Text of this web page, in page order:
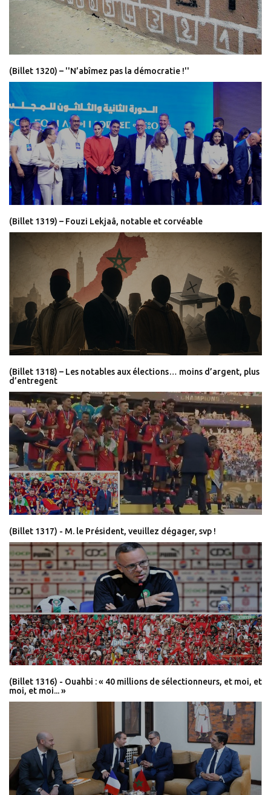
(Billet 1320) – ''N’abîmez pas la démocratie !''
(Billet 1319) – Fouzi Lekjaâ, notable et corvéable
(Billet 1318) – Les notables aux élections… moins d’argent, plus
d’entregent
(Billet 1317) - M. le Président, veuillez dégager, svp !
(Billet 1316) - Ouahbi : « 40 millions de sélectionneurs, et moi, et
moi, et moi... »